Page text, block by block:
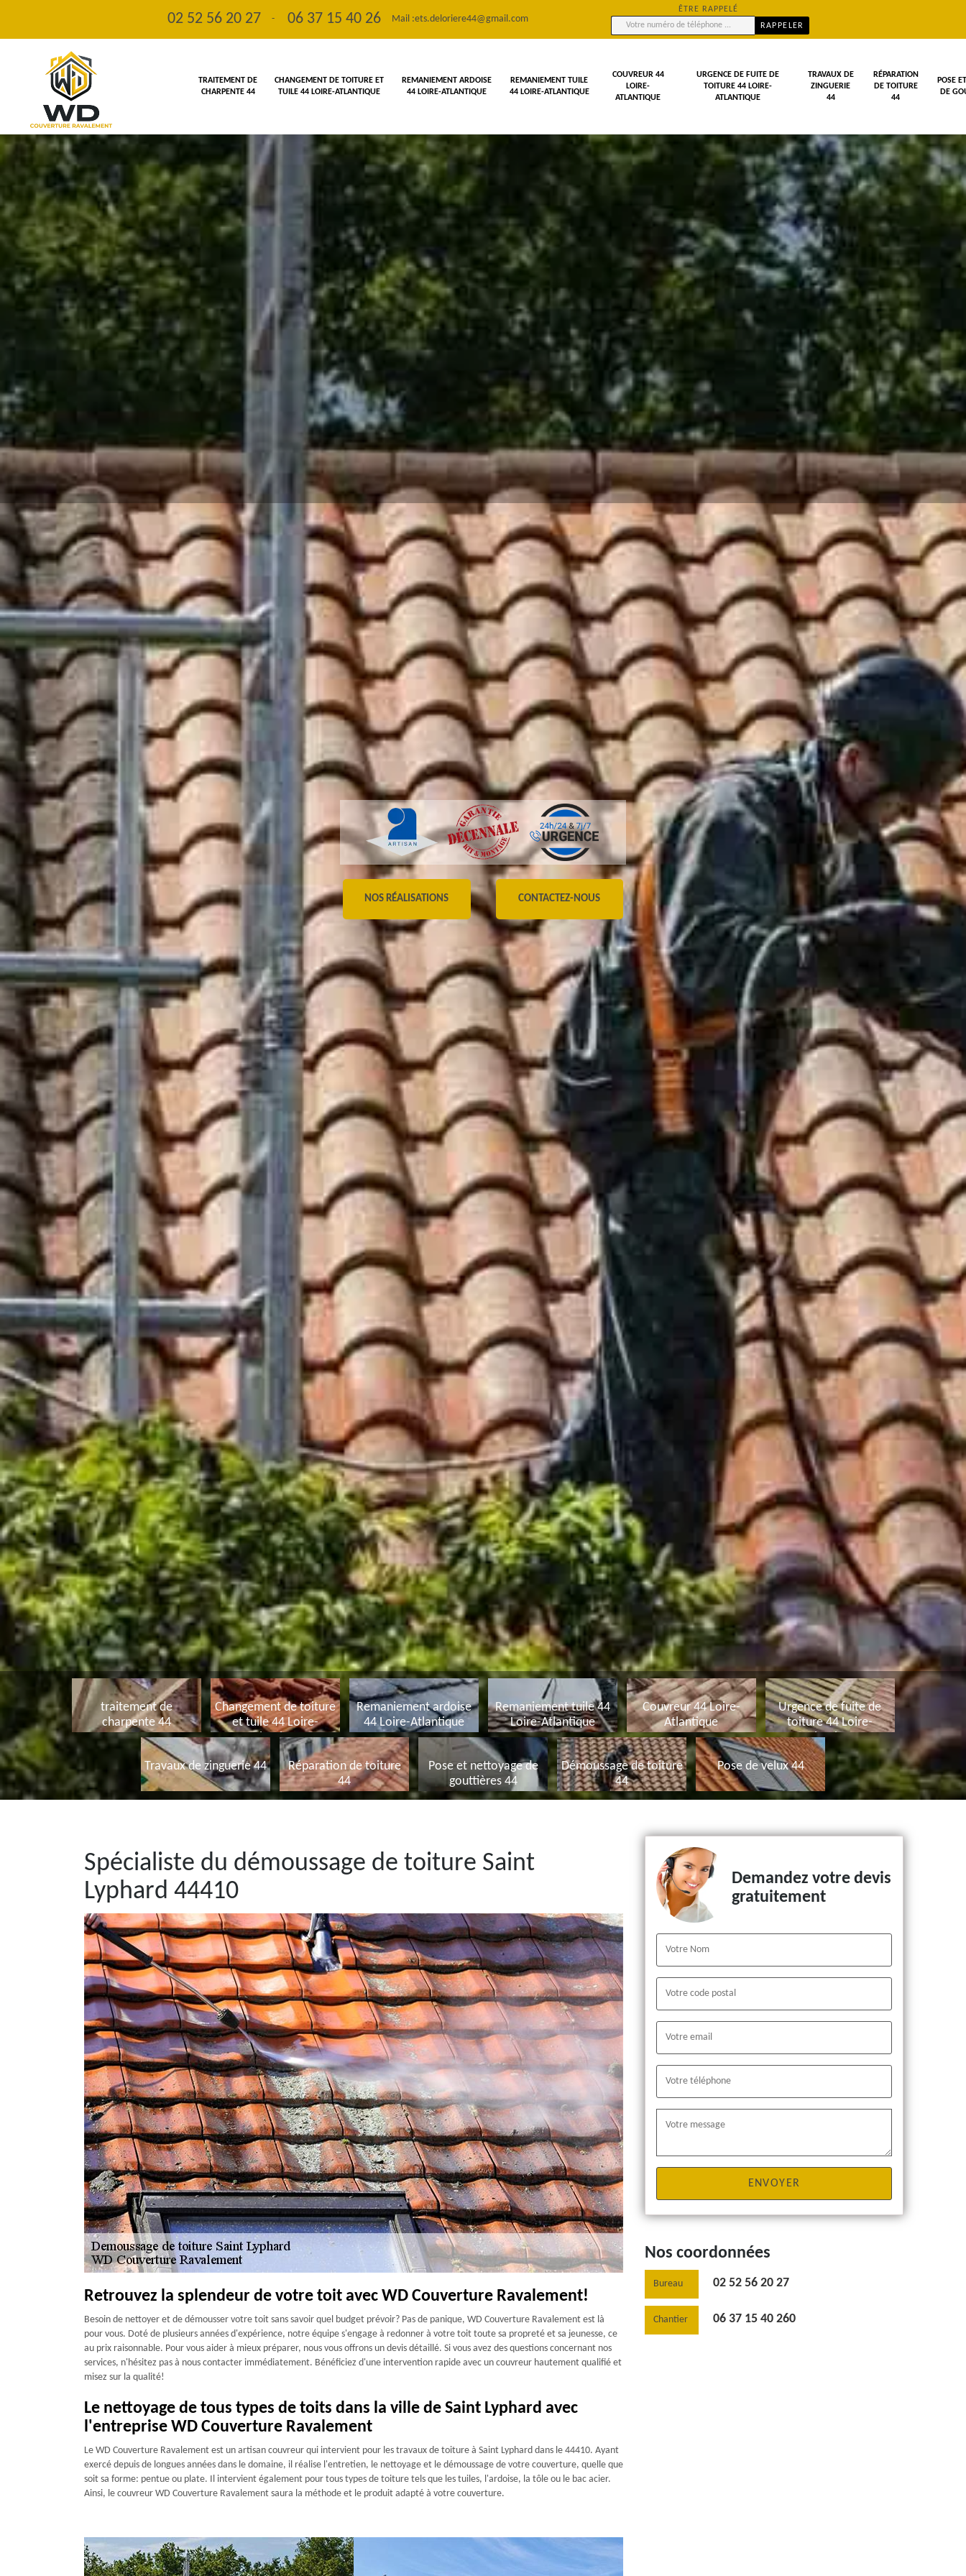
02 52 56 20 27 - 06 37 15 40 26 Mail :ets.deloriere44@gmail.com
ÊTRE RAPPELÉ
TRAITEMENT DE
CHARPENTE 44
CHANGEMENT DE TOITURE ET
TUILE 44 LOIRE-ATLANTIQUE
REMANIEMENT ARDOISE
44 LOIRE-ATLANTIQUE
REMANIEMENT TUILE
44 LOIRE-ATLANTIQUE
COUVREUR 44
LOIRE-
ATLANTIQUE
URGENCE DE FUITE DE
TOITURE 44 LOIRE-
ATLANTIQUE
TRAVAUX DE
ZINGUERIE
44
RÉPARATION
DE TOITURE
44
POSE
DE
NOS RÉALISATIONS CONTACTEZ-NOUS
traitement de
charpente 44
Changement de toiture
et tuile 44 Loire-
Atlantique
Remaniement ardoise
44 Loire-Atlantique
Remaniement tuile 44
Loire-Atlantique
Couvreur 44 Loire-
Atlantique
Urgence de fuite de
toiture 44 Loire-
Atlantique
Travaux de zinguerie 44
Réparation de toiture
44
Pose et nettoyage de
gouttières 44
Démoussage de toiture
44
Pose de velux 44
Spécialiste du démoussage de toiture Saint
Lyphard 44410
Retrouvez la splendeur de votre toit avec WD Couverture Ravalement!
Besoin de nettoyer et de démousser votre toit sans savoir quel budget prévoir? Pas de panique, WD Couverture Ravalement est là
pour vous. Doté de plusieurs années d'expérience, notre équipe s'engage à redonner à votre toit toute sa propreté et sa jeunesse, ce
au prix raisonnable. Pour vous aider à mieux préparer, nous vous offrons un devis détaillé. Si vous avez des questions concernant nos
services, n'hésitez pas à nous contacter immédiatement. Bénéficiez d'une intervention rapide avec un couvreur hautement qualifié et
misez sur la qualité!
Le nettoyage de tous types de toits dans la ville de Saint Lyphard avec
l'entreprise WD Couverture Ravalement
Le WD Couverture Ravalement est un artisan couvreur qui intervient pour les travaux de toiture à Saint Lyphard dans le 44410. Ayant
exercé depuis de longues années dans le domaine, il réalise l'entretien, le nettoyage et le démoussage de votre couverture, quelle que
soit sa forme: pentue ou plate. Il intervient également pour tous types de toiture tels que les tuiles, l'ardoise, la tôle ou le bac acier.
Ainsi, le couvreur WD Couverture Ravalement saura la méthode et le produit adapté à votre couverture.
Demandez votre devis
gratuitement
Nos coordonnées
Bureau 02 52 56 20 27
Chantier 06 37 15 40 260